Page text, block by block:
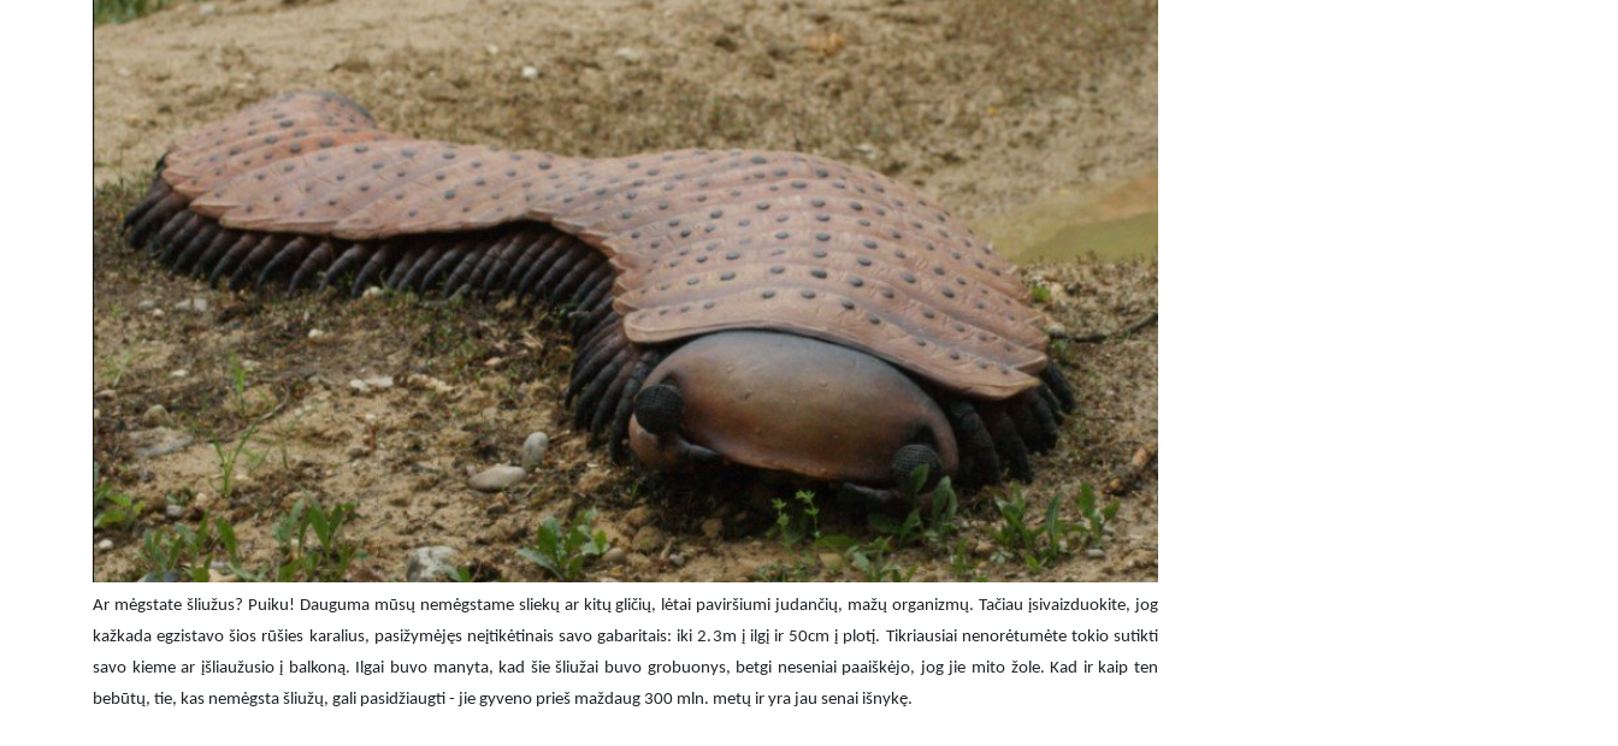
Ar mėgstate šliužus? Puiku! Dauguma mūsų nemėgstame sliekų ar kitų gličių, lėtai paviršiumi judančių, mažų organizmų. Tačiau įsivaizduokite, jog
kažkada egzistavo šios rūšies karalius, pasižymėjęs neįtikėtinais savo gabaritais: iki 2.3m į ilgį ir 50cm į plotį. Tikriausiai nenorėtumėte tokio sutikti
savo kieme ar įšliaužusio į balkoną. Ilgai buvo manyta, kad šie šliužai buvo grobuonys, betgi neseniai paaiškėjo, jog jie mito žole. Kad ir kaip ten
bebūtų, tie, kas nemėgsta šliužų, gali pasidžiaugti - jie gyveno prieš maždaug 300 mln. metų ir yra jau senai išnykę.